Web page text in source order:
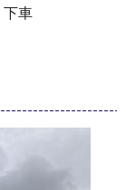
下車